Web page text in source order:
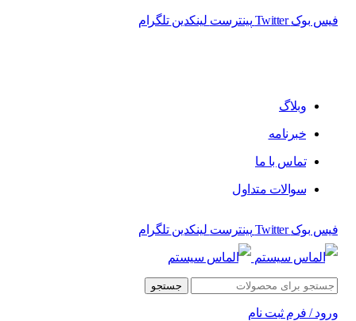
فیس بوک Twitter پینترست لینکدین تلگرام
وبلاگ
خبرنامه
تماس با ما
سوالات متداول
فیس بوک Twitter پینترست لینکدین تلگرام
جستجو
ورود / فرم ثبت نام